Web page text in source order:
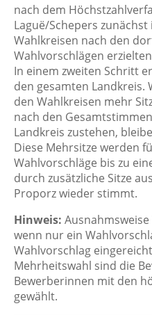
nach dem
Laguë/Schepers
Wahlkreisen nach den
Wahlvorschlägen
In einem zweiten Schritt
den gesamten Landkreis.
den Wahlkreisen mehr
nach den
Landkreis zustehen,
Diese Mehrsitze werden
Wahlvorschläge bis zu
durch zusätzliche Sitze
Proporz wieder stimmt.
Hinweis:
wenn nur ein
Wahlvorschlag
Mehrheitswahl sind die
Bewerberinnen mit den
gewählt.